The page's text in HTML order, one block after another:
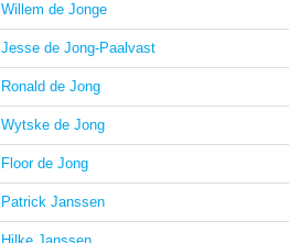
Willem de Jonge
Jesse de Jong-Paalvast
Ronald de Jong
Wytske de Jong
Floor de Jong
Patrick Janssen